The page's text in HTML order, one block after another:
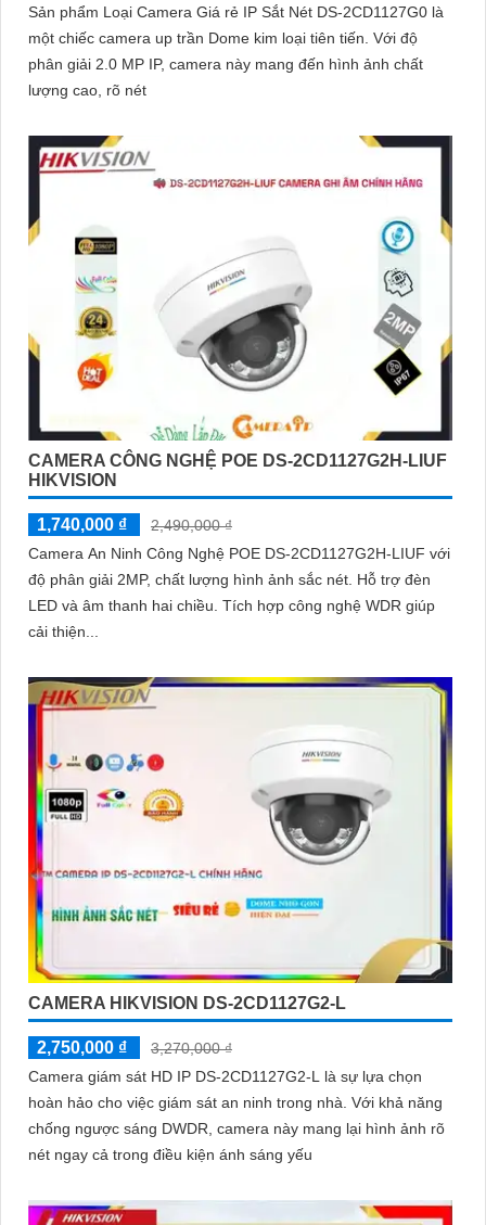
Sản phẩm Loại Camera Giá rẻ IP Sắt Nét DS-2CD1127G0 là
một chiếc camera up trần Dome kim loại tiên tiến. Với độ
phân giải 2.0 MP IP, camera này mang đến hình ảnh chất
lượng cao, rõ nét
CAMERA CÔNG NGHỆ POE DS-2CD1127G2H-LIUF
HIKVISION
1,740,000 ₫
2,490,000 ₫
Camera An Ninh Công Nghệ POE DS-2CD1127G2H-LIUF với
độ phân giải 2MP, chất lượng hình ảnh sắc nét. Hỗ trợ đèn
LED và âm thanh hai chiều. Tích hợp công nghệ WDR giúp
cải thiện...
CAMERA HIKVISION DS-2CD1127G2-L
2,750,000 ₫
3,270,000 ₫
Camera giám sát HD IP DS-2CD1127G2-L là sự lựa chọn
hoàn hảo cho việc giám sát an ninh trong nhà. Với khả năng
chống ngược sáng DWDR, camera này mang lại hình ảnh rõ
nét ngay cả trong điều kiện ánh sáng yếu